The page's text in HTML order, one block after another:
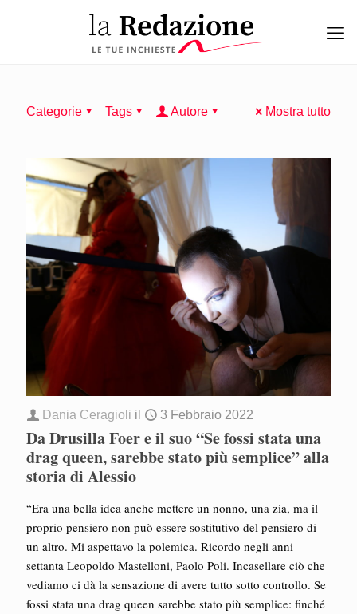
Categorie Tags Autore Mostra tutto
Dania Ceragioli il 3 Febbraio 2022
Da Drusilla Foer e il suo “Se fossi stata una
drag queen, sarebbe stato più semplice” alla
storia di Alessio
“Era una bella idea anche mettere un nonno, una zia, ma il
proprio pensiero non può essere sostitutivo del pensiero di
un altro. Mi aspettavo la polemica. Ricordo negli anni
settanta Leopoldo Mastelloni, Paolo Poli. Incasellare ciò che
vediamo ci dà la sensazione di avere tutto sotto controllo. Se
fossi stata una drag queen sarebbe stato più semplice: finché